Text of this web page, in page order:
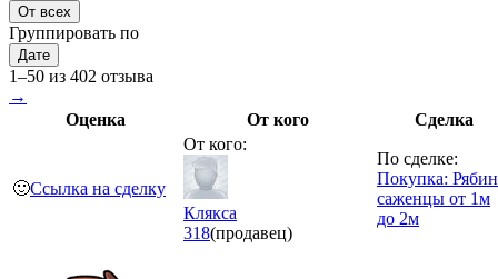
От всех
Группировать по
Дате
1–50 из 402 отзыва
→
Оценка
От кого Сделка
🙂Ссылка на сделку
От кого:
Клякса
318(продавец)
По сделке:
Покупка:
саженцы от 1м
до 2м